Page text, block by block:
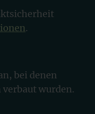
.
bei denen
wurden.